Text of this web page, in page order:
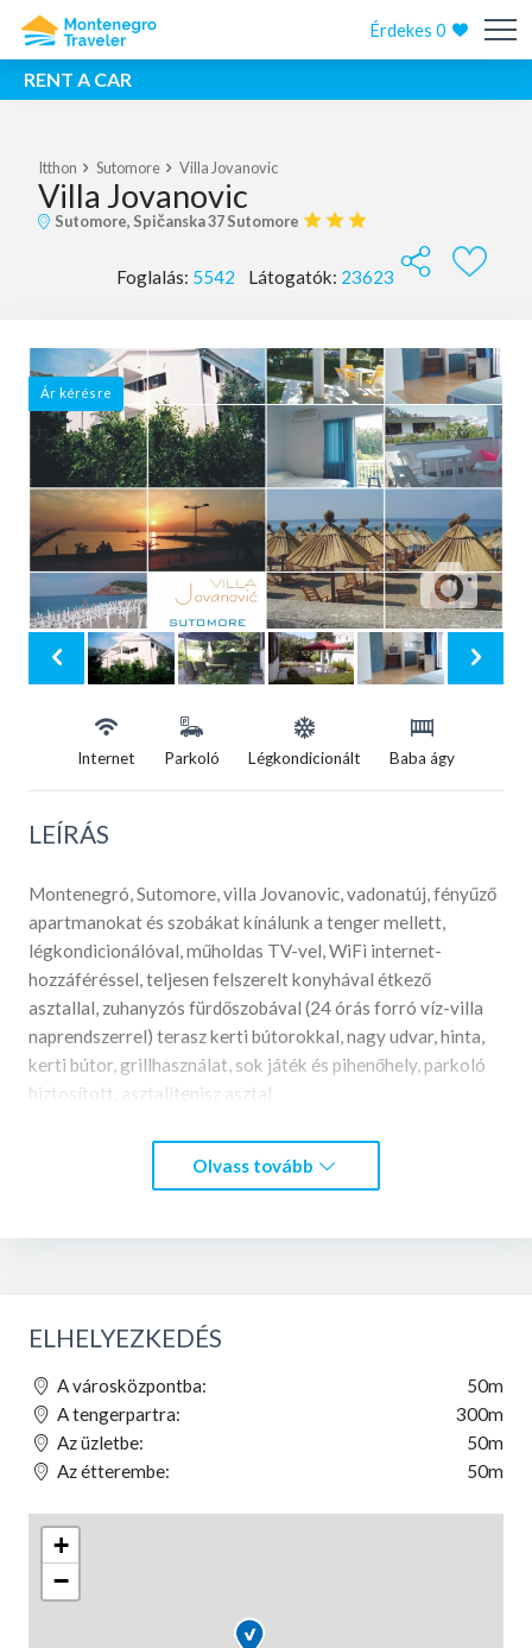
Érdekes0
RENT A CAR
Itthon Sutomore Villa Jovanovic
Villa Jovanovic
Sutomore, Spičanska 37 Sutomore
Foglalás: 5542 Látogatók: 23623
Ár kérésre
Internet Parkoló Légkondicionált Baba ágy
LEÍRÁS
Montenegró, Sutomore, villa Jovanovic, vadonatúj, fényűző
apartmanokat és szobákat kínálunk a tenger mellett,
légkondicionálóval, műholdas TV-vel, WiFi internet-
hozzáféréssel, teljesen felszerelt konyhával étkező
asztallal, zuhanyzós fürdőszobával (24 órás forró víz-villa
naprendszerrel) terasz kerti bútorokkal, nagy udvar, hinta,
kerti bútor, grillhasználat, sok játék és pihenőhely, parkoló
biztosított, asztalitenisz asztal
repülőtérre, a vasút- és a buszpályaudvarra
www.villajovanovic.com
Olvass tovább
ELHELYEZKEDÉS
A városközpontba:
50m
A tengerpartra:
300m
Az üzletbe:
50m
Az étterembe:
50m
+
−